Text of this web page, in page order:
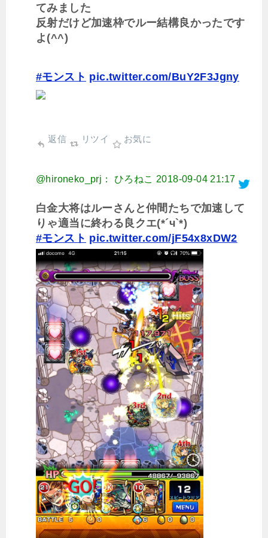
てみました
反射だけど加速枠でルー結構良かったです
よ(^^)
#モンスト pic.twitter.com/BuY2F3Jgny
返信 リツイ お気に
@hironeko_prj： ひろねこ 2018-09-04 21:17
白金大将はルーさんと仲間たちで加速して
りゃ適当に終わる良クエ(*´ч`*)
#モンスト pic.twitter.com/jF54x8xDW2